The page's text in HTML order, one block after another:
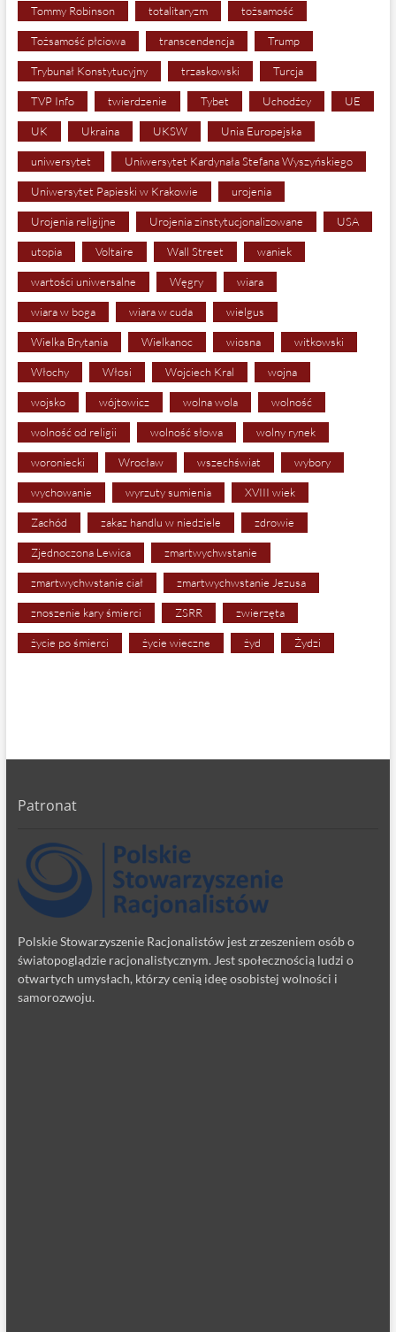
Tommy Robinson totalitaryzm tożsamość
Tożsamość płciowa transcendencja Trump
Trybunał Konstytucyjny trzaskowski Turcja
TVP Info twierdzenie Tybet Uchodźcy UE
UK Ukraina UKSW Unia Europejska
uniwersytet Uniwersytet Kardynała Stefana Wyszyńskiego
Uniwersytet Papieski w Krakowie urojenia
Urojenia religijne Urojenia zinstytucjonalizowane USA
utopia Voltaire Wall Street waniek
wartości uniwersalne Węgry wiara
wiara w boga wiara w cuda wielgus
Wielka Brytania Wielkanoc wiosna witkowski
Włochy Włosi Wojciech Kral wojna
wojsko wójtowicz wolna wola wolność
wolność od religii wolność słowa wolny rynek
woroniecki Wrocław wszechświat wybory
wychowanie wyrzuty sumienia XVIII wiek
Zachód zakaz handlu w niedziele zdrowie
Zjednoczona Lewica zmartwychwstanie
zmartwychwstanie ciał zmartwychwstanie Jezusa
znoszenie kary śmierci ZSRR zwierzęta
życie po śmierci życie wieczne żyd Żydzi
Patronat
Polskie Stowarzyszenie Racjonalistów jest zrzeszeniem osób o
światopoglądzie racjonalistycznym. Jest społecznością ludzi o
otwartych umysłach, którzy cenią ideę osobistej wolności i
samorozwoju.